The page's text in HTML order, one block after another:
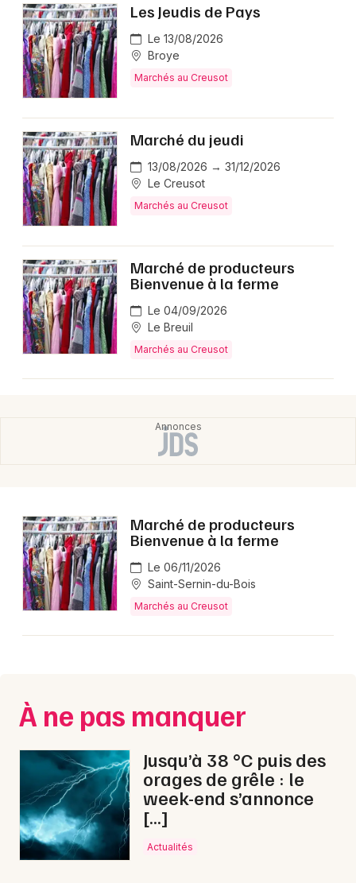
Marchés en Saône-et-Loire
Marchés en Bourgogne
Newsletter des sorties
Artistes en tournée
Actus au Creusot
Magazine au Creusot
Mon email
Je m'abonne
Les Jeudis de Pays
Le 13/08/2026
Broye
Marchés au Creusot
Marché du jeudi
13/08/2026 → 31/12/2026
Le Creusot
Marchés au Creusot
Marché de producteurs
Bienvenue à la ferme
Le 04/09/2026
Le Breuil
Marchés au Creusot
Marché de producteurs
Bienvenue à la ferme
Le 06/11/2026
Saint-Sernin-du-Bois
Marchés au Creusot
À ne pas manquer
Jusqu’à 38 °C puis des
orages de grêle : le
week-end s’annonce
[…]
Actualités